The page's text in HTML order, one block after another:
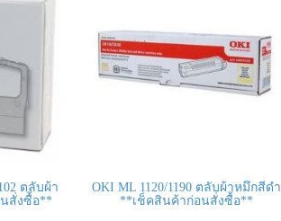
ตลับผ้า
สั่งซื้อ**
OKI ML 1120/1190 ตลับผ้าหมึกสีดำ
**เช็คสินค้าก่อนสั่งซื้อ**